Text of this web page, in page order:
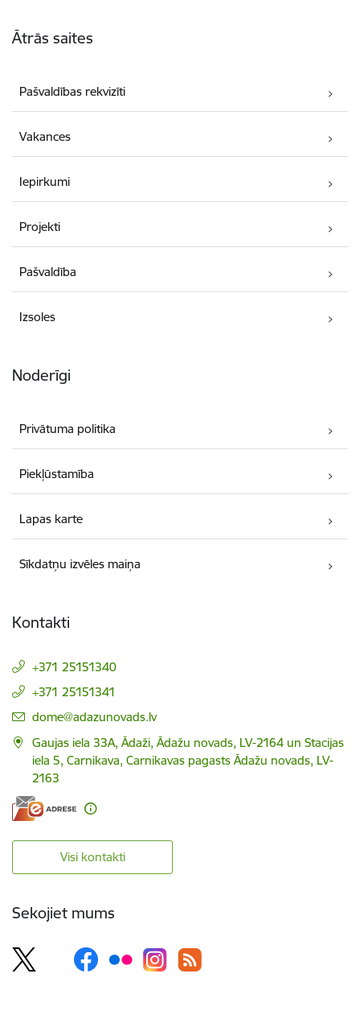
Ātrās saites
Pašvaldības rekvizīti
Vakances
Iepirkumi
Projekti
Pašvaldība
Izsoles
Noderīgi
Privātuma politika
Piekļūstamība
Lapas karte
Sīkdatņu izvēles maiņa
Kontakti
+371 25151340
+371 25151341
E-pasts:
dome@adazunovads.lv
Gaujas iela 33A, Ādaži, Ādažu novads, LV-2164 un Stacijas
iela 5, Carnikava, Carnikavas pagasts Ādažu novads, LV-
2163
Visi kontakti
Sekojiet mums